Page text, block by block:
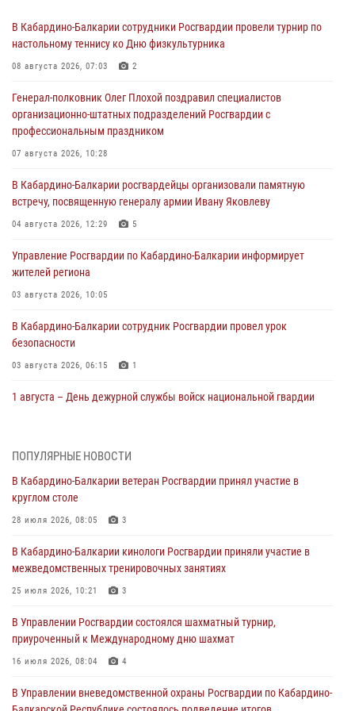
В Кабардино-Балкарии сотрудники Росгвардии провели турнир по
настольному теннису ко Дню физкультурника
08 августа 2026, 07:03 2
Генерал-полковник Олег Плохой поздравил специалистов
организационно-штатных подразделений Росгвардии с
профессиональным праздником
07 августа 2026, 10:28
В Кабардино-Балкарии росгвардейцы организовали памятную
встречу, посвященную генералу армии Ивану Яковлеву
04 августа 2026, 12:29 5
Управление Росгвардии по Кабардино-Балкарии информирует
жителей региона
03 августа 2026, 10:05
В Кабардино‑Балкарии сотрудник Росгвардии провел урок
безопасности
03 августа 2026, 06:15 1
1 августа – День дежурной службы войск национальной гвардии
мировой войне 1914-1918 годов
01 августа 2026, 07:30
поздравил специалистов подразделений тыла с профессиональным
праздником
01 августа 2026, 00:10
Росгвардия обеспечивает безопасность граждан на южном
направлении
31 июля 2026, 09:22
Состоялась рабочая встреча директора Росгвардии Героя России
ПОПУЛЯРНЫЕ НОВОСТИ
В Кабардино-Балкарии ветеран Росгвардии принял участие в
круглом столе
28 июля 2026, 08:05 3
В Кабардино-Балкарии кинологи Росгвардии приняли участие в
межведомственных тренировочных занятиях
25 июля 2026, 10:21 3
В Управлении Росгвардии состоялся шахматный турнир,
приуроченный к Международному дню шахмат
16 июля 2026, 08:04 4
В Управлении вневедомственной охраны Росгвардии по Кабардино-